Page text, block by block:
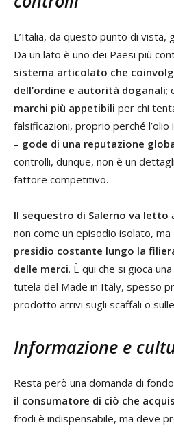
L’Italia, da questo punto di vista,
Da un lato è uno dei Paesi più
sistema articolato che
dell’ordine e autorità doganali;
marchi più appetibili per chi
falsificazioni, proprio perché
– gode di una reputazione
controlli, dunque, non è un
fattore competitivo.
Il sequestro di Salerno va letto
non come un episodio isolato, ma
presidio costante lungo la
delle merci. È qui che si gioca
tutela del Made in Italy, spesso
prodotto arrivi sugli scaffali o
Informazione e
Resta però una domanda di
il consumatore di ciò che
frodi è indispensabile, ma deve